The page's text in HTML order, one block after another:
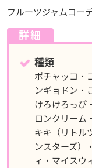
フルーツジャムコー
詳細
種類
ポチャッコ・
ンギョドン・
けろけろっぴ
ロンクリーム
キキ（リトル
ンスターズ）
ィ・マイスウ